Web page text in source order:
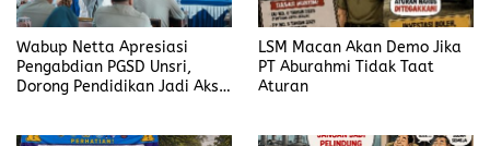
Wabup Netta Apresiasi
Pengabdian PGSD Unsri,
Dorong Pendidikan Jadi Aksi
LSM Macan Akan Demo Jika
PT Aburahmi Tidak Taat
Aturan